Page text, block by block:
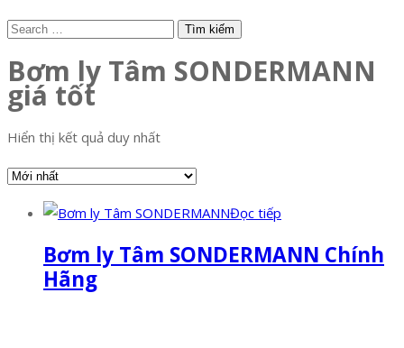
Bơm ly Tâm SONDERMANN
giá tốt
Hiển thị kết quả duy nhất
Đọc tiếp
Bơm ly Tâm SONDERMANN Chính
Hãng